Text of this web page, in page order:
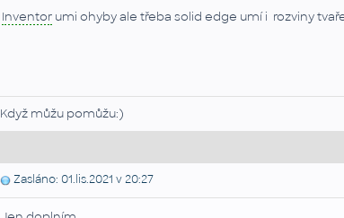
Inventorumi ohyby ale třeba solid edge umí i rozviny
Když můžu pomůžu:)
Zasláno: 01.lis.2021 v 20:27